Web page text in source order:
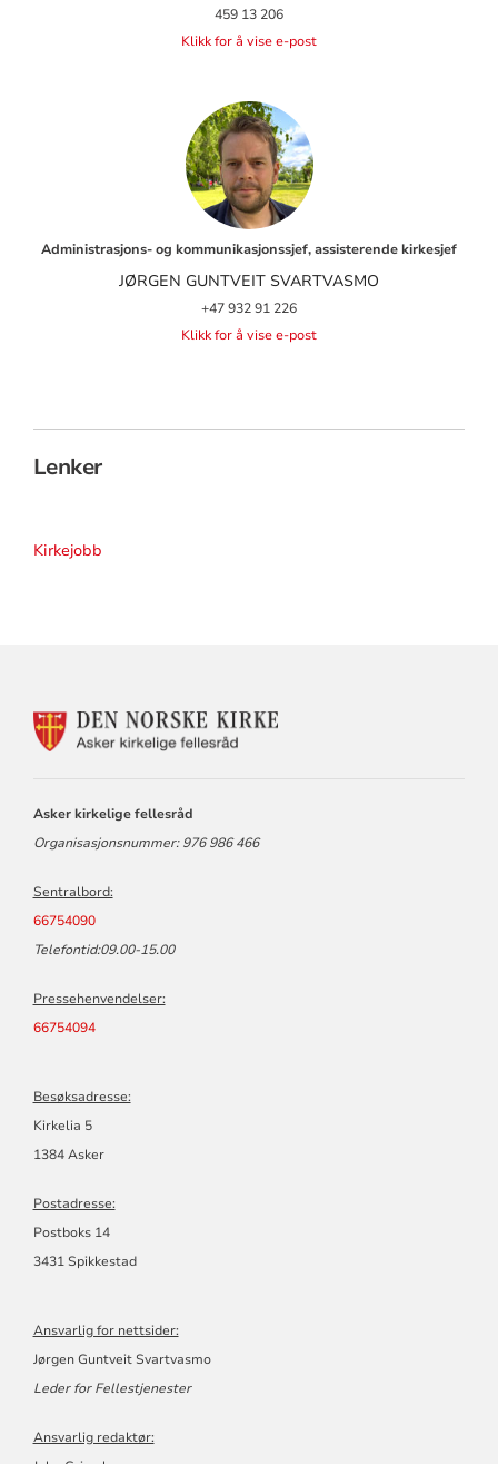
459 13 206
Klikk for å vise e-post
Administrasjons- og kommunikasjonssjef, assisterende kirkesjef
JØRGEN GUNTVEIT SVARTVASMO
+47 932 91 226
Klikk for å vise e-post
Lenker
Kirkejobb
KONTAKTINFORMASJON
Asker kirkelige fellesråd
Organisasjonsnummer: 976 986 466
Sentralbord:
66754090
Telefontid:09.00-15.00
Pressehenvendelser:
66754094
Besøksadresse:
Kirkelia 5
1384 Asker
Postadresse:
Postboks 14
3431 Spikkestad
Ansvarlig for nettsider:
Jørgen Guntveit Svartvasmo
Leder for Fellestjenester
Ansvarlig redaktør: